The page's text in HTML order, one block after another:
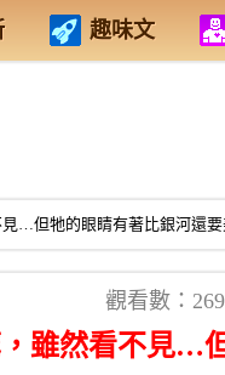
趣味文
…但牠的眼睛有著比銀河還要
觀看數：
雖然看不見…